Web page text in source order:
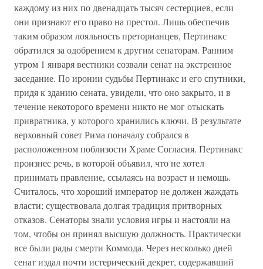
каждому из них по двенадцать тысяч сестерциев, если
они признают его право на престол. Лишь обеспечив
таким образом лояльность преторианцев, Пертинакс
обратился за одобрением к другим сенаторам. Ранним
утром 1 января вестники созвали сенат на экстренное
заседание. По иронии судьбы Пертинакс и его спутники,
придя к зданию сената, увидели, что оно закрыто, и в
течение некоторого времени никто не мог отыскать
привратника, у которого хранились ключи. В результате
верховный совет Рима поначалу собрался в
расположенном поблизости Храме Согласия. Пертинакс
произнес речь, в которой объявил, что не хотел
принимать правление, ссылаясь на возраст и немощь.
Считалось, что хороший император не должен жаждать
власти; существовала долгая традиция притворных
отказов. Сенаторы знали условия игры и настояли на
том, чтобы он принял высшую должность. Практически
все были рады смерти Коммода. Через несколько дней
сенат издал почти истерический декрет, содержавший